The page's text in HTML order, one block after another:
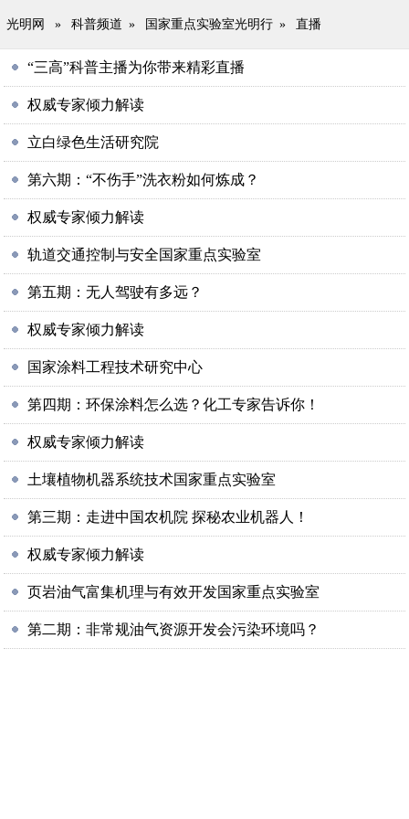
光明网 » 科普频道 » 国家重点实验室光明行 » 直播
“三高”科普主播为你带来精彩直播
权威专家倾力解读
立白绿色生活研究院
第六期：“不伤手”洗衣粉如何炼成？
权威专家倾力解读
轨道交通控制与安全国家重点实验室
第五期：无人驾驶有多远？
权威专家倾力解读
国家涂料工程技术研究中心
第四期：环保涂料怎么选？化工专家告诉你！
权威专家倾力解读
土壤植物机器系统技术国家重点实验室
第三期：走进中国农机院 探秘农业机器人！
权威专家倾力解读
页岩油气富集机理与有效开发国家重点实验室
第二期：非常规油气资源开发会污染环境吗？